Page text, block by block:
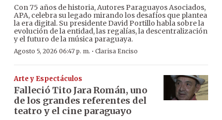
Con 75 años de historia, Autores Paraguayos Asociados,
APA, celebra su legado mirando los desafíos que plantea
la era digital. Su presidente David Portillo habla sobre la
evolución de la entidad, las regalías, la descentralización
y el futuro de la música paraguaya.
Agosto 5, 2026 06:47 p. m. · Clarisa Enciso
Arte y Espectáculos
Falleció Tito Jara Román, uno
de los grandes referentes del
teatro y el cine paraguayo